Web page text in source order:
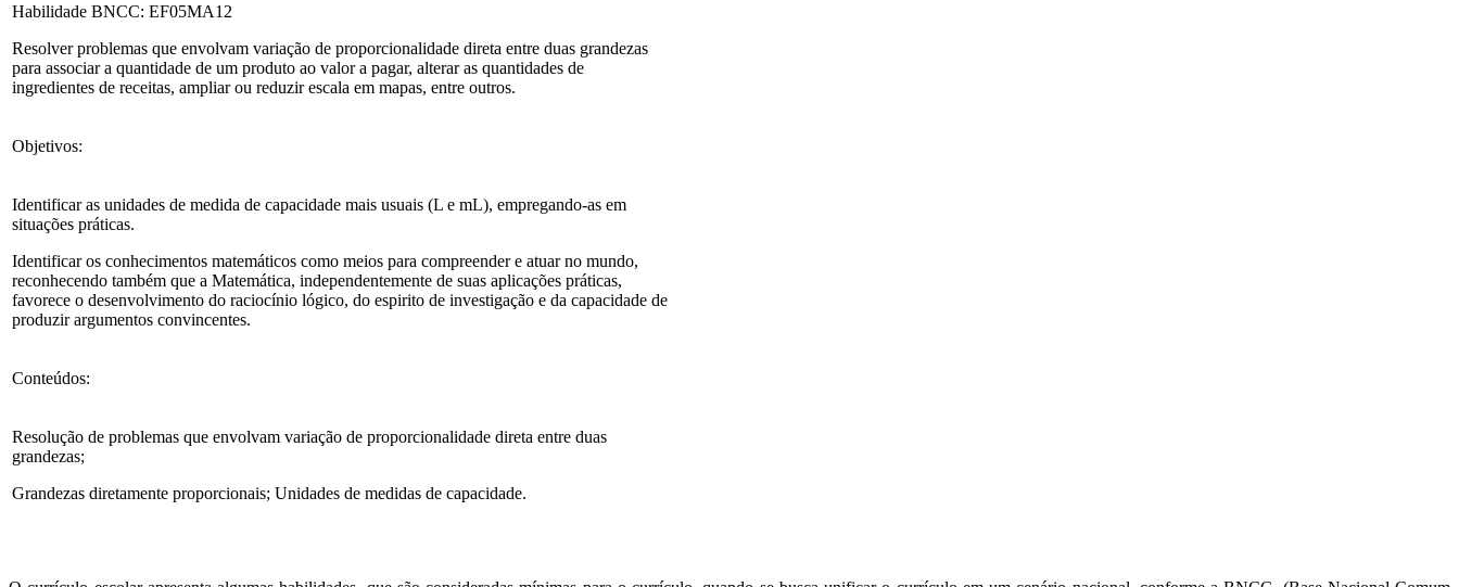
Habilidade BNCC: EF05MA12
Resolver problemas que envolvam variação de proporcionalidade direta entre duas grandezas
para associar a quantidade de um produto ao valor a pagar, alterar as quantidades de
ingredientes de receitas, ampliar ou reduzir escala em mapas, entre outros.
Objetivos:
Identificar as unidades de medida de capacidade mais usuais (L e mL), empregando-as em
situações práticas.
Identificar os conhecimentos matemáticos como meios para compreender e atuar no mundo,
reconhecendo também que a Matemática, independentemente de suas aplicações práticas,
favorece o desenvolvimento do raciocínio lógico, do espirito de investigação e da capacidade de
produzir argumentos convincentes.
Conteúdos:
Resolução de problemas que envolvam variação de proporcionalidade direta entre duas
grandezas;
Grandezas diretamente proporcionais; Unidades de medidas de capacidade.